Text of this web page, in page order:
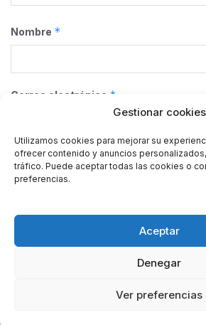
Gestionar cookies
Utilizamos cookies para mejorar su
ofrecer contenido y anuncios
tráfico. Puede aceptar todas las cookies o
preferencias.
Aceptar
Denegar
Ver preferencias
Nombre *
Correo electrónico *
Web
navegador para la próxima vez que